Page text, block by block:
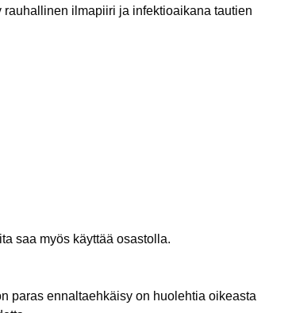
ilmapiiri ja infektioaikana tautien
saa myös käyttää osastolla.
paras ennaltaehkäisy on huolehtia oikeasta